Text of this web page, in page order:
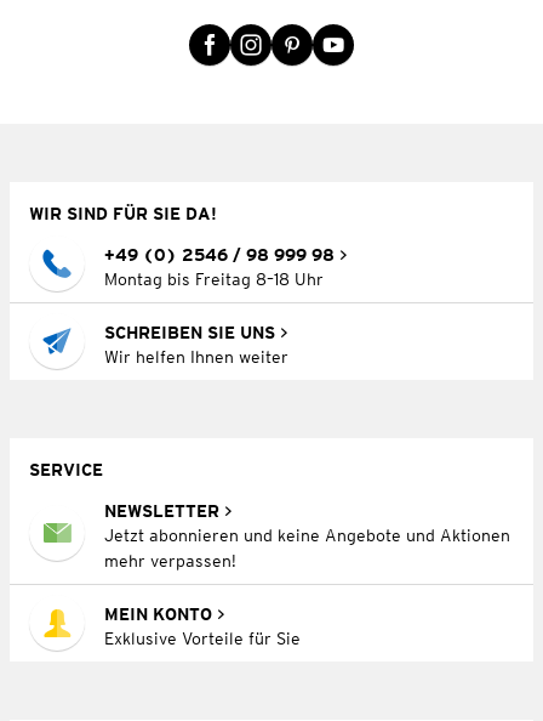
WIR SIND FÜR SIE DA!
+49 (0) 2546 / 98 999 98
Montag bis Freitag 8–18 Uhr
SCHREIBEN SIE UNS
Wir helfen Ihnen weiter
SERVICE
NEWSLETTER
Jetzt abonnieren und keine Angebote und Aktionen
mehr verpassen!
MEIN KONTO
Exklusive Vorteile für Sie